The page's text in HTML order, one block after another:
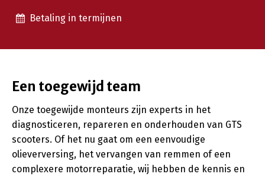
Betaling in termijnen
Een toegewijd team
Onze toegewijde monteurs zijn experts in het
diagnosticeren, repareren en onderhouden van GTS
scooters. Of het nu gaat om een eenvoudige
olieverversing, het vervangen van remmen of een
complexere motorreparatie, wij hebben de kennis en